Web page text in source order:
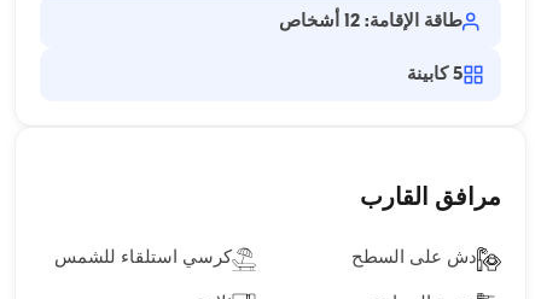
طاقة الإقامة: 12 أشخاص
5 كابينة
مرافق القارب
دش على السطح كرسي استلقاء للشمس